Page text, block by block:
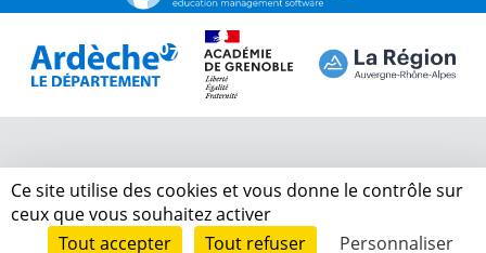
Ce site utilise des cookies et vous donne le contrôle sur
ceux que vous souhaitez activer
Tout accepter
Tout refuser Personnaliser